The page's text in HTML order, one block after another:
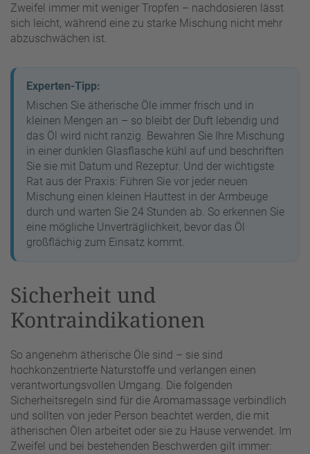
Zweifel immer mit weniger Tropfen – nachdosieren lässt
sich leicht, während eine zu starke Mischung nicht mehr
abzuschwächen ist.
Experten-Tipp:
Mischen Sie ätherische Öle immer frisch und in
kleinen Mengen an – so bleibt der Duft lebendig und
das Öl wird nicht ranzig. Bewahren Sie Ihre Mischung
in einer dunklen Glasflasche kühl auf und beschriften
Sie sie mit Datum und Rezeptur. Und der wichtigste
Rat aus der Praxis: Führen Sie vor jeder neuen
Mischung einen kleinen Hauttest in der Armbeuge
durch und warten Sie 24 Stunden ab. So erkennen Sie
eine mögliche Unverträglichkeit, bevor das Öl
großflächig zum Einsatz kommt.
Sicherheit und
Kontraindikationen
So angenehm ätherische Öle sind – sie sind
hochkonzentrierte Naturstoffe und verlangen einen
verantwortungsvollen Umgang. Die folgenden
Sicherheitsregeln sind für die Aromamassage verbindlich
und sollten von jeder Person beachtet werden, die mit
ätherischen Ölen arbeitet oder sie zu Hause verwendet. Im
Zweifel und bei bestehenden Beschwerden gilt immer: